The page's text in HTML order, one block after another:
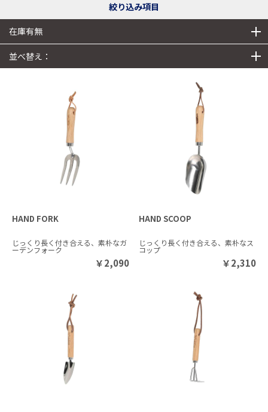
絞り込み項目
在庫有無
並べ替え：
HAND FORK
じっくり長く付き合える、素朴なガ
ーデンフォーク
￥2,090
HAND SCOOP
じっくり長く付き合える、素朴なス
コップ
￥2,310